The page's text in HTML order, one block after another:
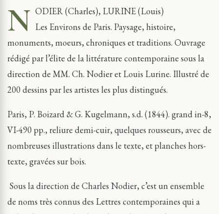
N ODIER (Charles), LURINE (Louis)
Les Environs de Paris. Paysage, histoire,
monuments, moeurs, chroniques et traditions. Ouvrage
rédigé par l’élite de la littérature contemporaine sous la
direction de MM. Ch. Nodier et Louis Lurine. Illustré de
200 dessins par les artistes les plus distingués.
Paris, P. Boizard & G. Kugelmann, s.d. (1844). grand in-8,
VI-490 pp., reliure demi-cuir, quelques rousseurs, avec de
nombreuses illustrations dans le texte, et planches hors-
texte, gravées sur bois.
Sous la direction de Charles Nodier, c’est un ensemble
de noms très connus des Lettres contemporaines qui a